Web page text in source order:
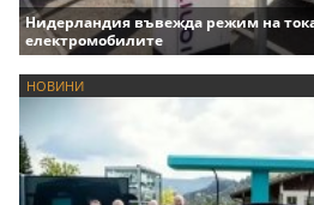
Нидерландия въвежда режим на
електромобилите
НОВИНИ